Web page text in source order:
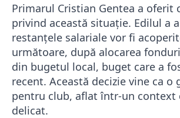
Primarul Cristian Gentea a oferit
privind această situație. Edilul a
restanțele salariale vor fi
următoare, după alocarea
din bugetul local, buget care a
recent. Această decizie vine ca o
pentru club, aflat într-un context
delicat.